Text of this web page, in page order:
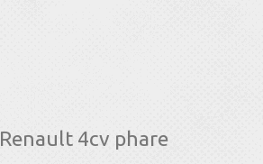
Renault 4cv phare